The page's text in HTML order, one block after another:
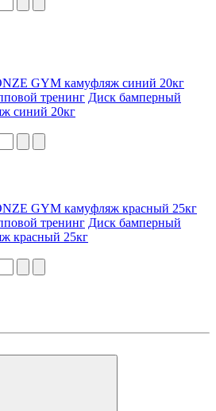
тренинг Диск бамперный
синий 20кг
тренинг Диск бамперный
красный 25кг